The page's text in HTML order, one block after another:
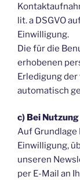
lit. a DSGVO
Einwilligung.
Die für die
erhobenen
Erledigung
automatisch
c) Bei
Auf
Einwilligung,
unseren
per E-Mail an